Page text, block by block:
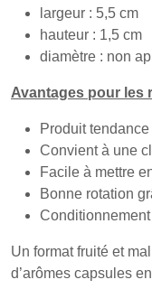
largeur : 5,5 cm
hauteur : 1,5 cm
diamètre : non
Avantages pour les
Produit
Convient à une
Facile à mettre
Bonne rotation
Un format fruité et
d’arômes capsules